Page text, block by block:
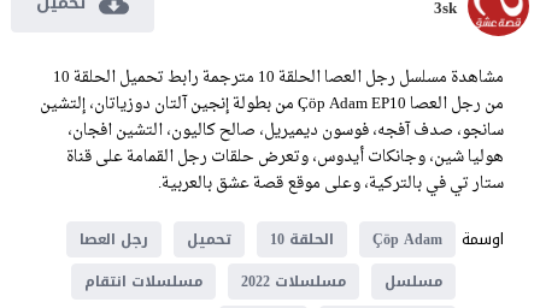
3sk
مشاهدة مسلسل رجل العصا الحلقة 10 مترجمة رابط تحميل الحلقة 10
من رجل العصا Çöp Adam EP10 من بطولة إنجين آلتان دوزياتان، إلتشين
سانجو، صدف آفجه، فوسون ديميريل، صالح كاليون، التشين افجان،
هوليا شين، وجانكات أيدوس، وتعرض حلقات رجل القمامة على قناة
ستار تي في بالتركية، وعلى موقع قصة عشق بالعربية.
اوسمة
Çöp Adam الحلقة 10 تحميل
رجل العصا
مسلسل
مسلسلات 2022
مسلسلات انتقام